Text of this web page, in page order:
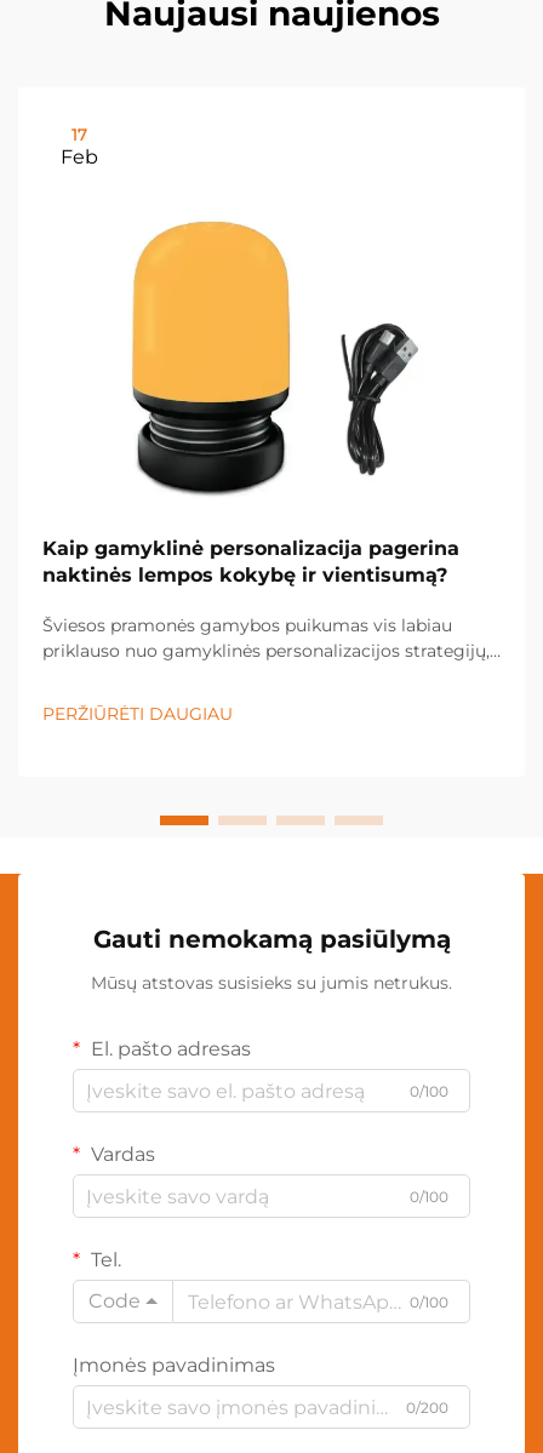
Naujausi naujienos
17
Feb
Kaip gamyklinė personalizacija pagerina
naktinės lempos kokybę ir vientisumą?
Šviesos pramonės gamybos puikumas vis labiau
priklauso nuo gamyklinės personalizacijos strategijų,
vienodą gaminio rezultatą. Šiuolaikiniai šviesos
gamintojai panaudoja pažangias gamyklinės
PERŽIŪRĖTI DAUGIAU
Gauti nemokamą pasiūlymą
Mūsų atstovas susisieks su jumis netrukus.
El. pašto adresas
0/100
Vardas
0/100
Tel.
Code
0/100
Įmonės pavadinimas
0/200